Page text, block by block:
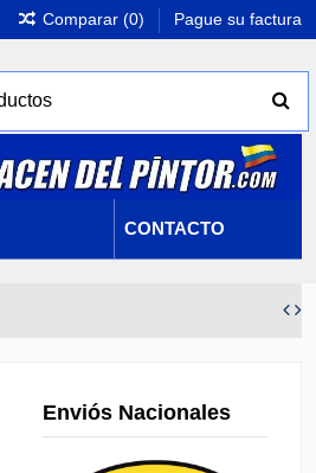
Comparar (0) Pague su factura
CONTACTO
Enviós Nacionales